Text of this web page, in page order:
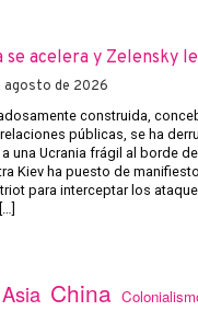
se acelera y Zelensky
agosto de 2026
construida,
públicas, se ha
una Ucrania frágil al borde
Kiev ha puesto de
para interceptar los
Asia China